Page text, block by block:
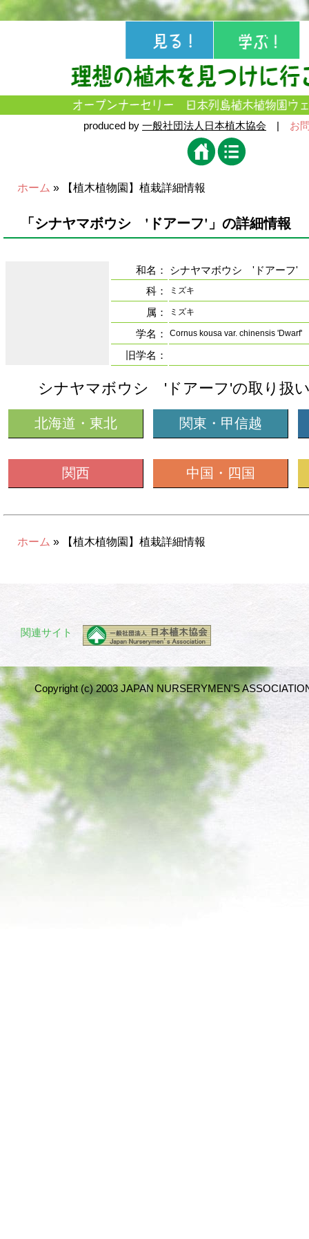
produced by 一般社団法人日本植木協会 | お
ホーム » 【植木植物園】植栽詳細情報
「シナヤマボウシ 'ドアーフ'」の詳細情報
和名：
シナヤマボウシ 'ドアーフ'
科：
ミズキ
属： ミズキ
学名： Cornus kousa var. chinensis 'Dwarf'
旧学名：
シナヤマボウシ 'ドアーフ'の取り扱
北海道・東北 関東・甲信越
関西 中国・四国
ホーム » 【植木植物園】植栽詳細情報
関連サイト
Copyright (c) 2003 JAPAN NURSERYMEN'S